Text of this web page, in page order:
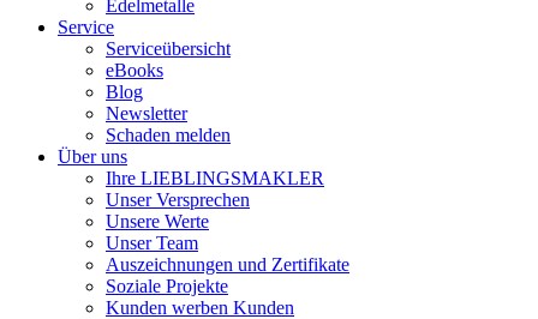
Edelmetalle
Service
Serviceübersicht
eBooks
Blog
Newsletter
Schaden melden
Über uns
Ihre LIEBLINGSMAKLER
Unser Versprechen
Unsere Werte
Unser Team
Auszeichnungen und Zertifikate
Soziale Projekte
Kunden werben Kunden